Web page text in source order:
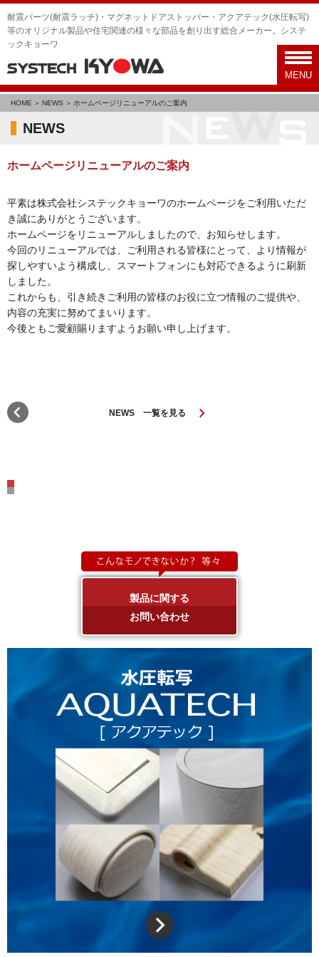
耐震パーツ(耐震ラッチ)・マグネットドアストッパー・アクアテック(水圧転写)
等のオリジナル製品や住宅関連の様々な部品を創り出す総合メーカー。システ
ックキョーワ
MENU
HOME NEWS ホームページリニューアルのご案内
NEWS
ホームページリニューアルのご案内
平素は株式会社システックキョーワのホームページをご利用いただ
き誠にありがとうございます。
ホームページをリニューアルしましたので、お知らせします。
今回のリニューアルでは、ご利用される皆様にとって、より情報が
探しやすいよう構成し、スマートフォンにも対応できるように刷新
しました。
これからも、引き続きご利用の皆様のお役に立つ情報のご提供や、
内容の充実に努めてまいります。
今後ともご愛顧賜りますようお願い申し上げます。
NEWS 一覧を見る keyboard_arrow_right
chevron_left
製品に関する
お問い合わせ